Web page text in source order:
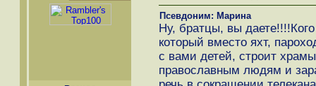
Псевдоним: Марина
Ну, братцы, вы
который вместо яхт,
с вами детей, строит
православным людям и